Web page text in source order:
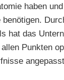
haben
hat das
Punkten